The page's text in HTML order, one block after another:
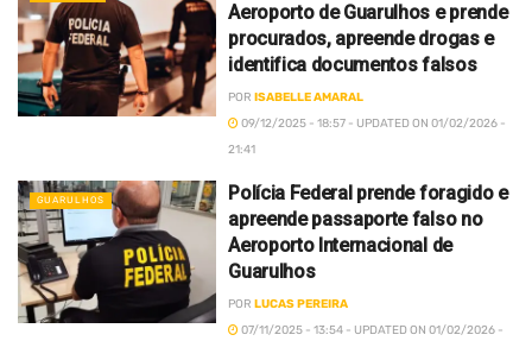
Aeroporto de Guarulhos e prende
procurados, apreende drogas e
identifica documentos falsos
POR ISABELLE AMARAL
09/12/2025 - 18:57 - UPDATED ON 01/02/2026 -
21:41
GUARULHOS
Polícia Federal prende foragido e
apreende passaporte falso no
Aeroporto Internacional de
Guarulhos
POR LUCAS PEREIRA
07/11/2025 - 13:54 - UPDATED ON 01/02/2026 -